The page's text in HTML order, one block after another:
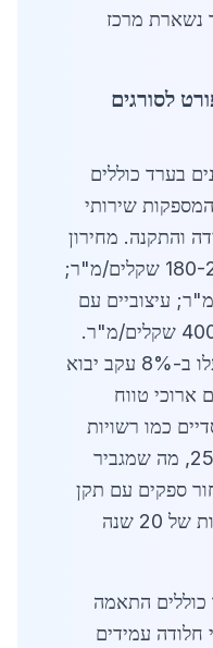
נשארת מרכז
לסורגים
בערד כוללים
שירותי
והתקנה. מחירון
לדוגמה: סורגים קבועים - 180-250 שקלים/מ"ר;
שקלים/מ"ר; עיצוביים עם
דוגמאות גיאומטריות - 400-700 שקלים/מ"ר.
ב-2026, עלויות חומרי גלם עלו ב-8% עקב יבוא
ארוכי טווח
כמו רשויות
מקומיות זוכים להנחות של 25%, מה שמגביר
ספקים עם תקן
ישראלי 1225, המבטיח עמידות של 20 שנה
כוללים התאמה
חלודה עמידים